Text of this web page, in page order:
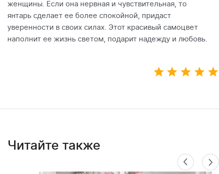
женщины. Если она нервная и чувствительная, то
янтарь сделает ее более спокойной, придаст
уверенности в своих силах. Этот красивый самоцвет
наполнит ее жизнь светом, подарит надежду и любовь.
Читайте также